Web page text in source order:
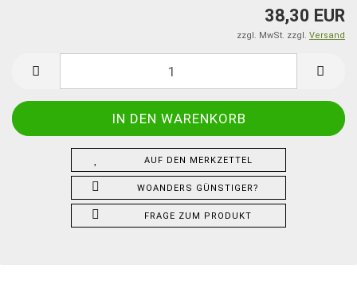
38,30 EUR
zzgl. MwSt. zzgl. Versand
AUF DEN MERKZETTEL
WOANDERS GÜNSTIGER?
FRAGE ZUM PRODUKT